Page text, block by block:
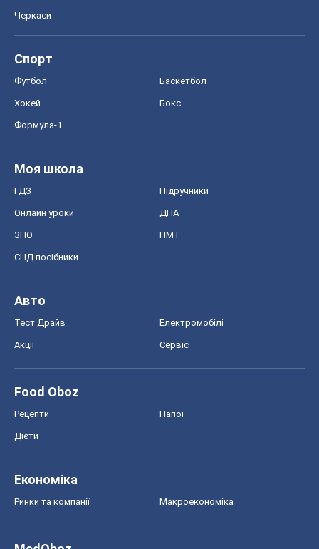
Черкаси
Спорт
Футбол Баскетбол
Хокей Бокс
Формула-1
Моя школа
ГДЗ Підручники
Онлайн уроки ДПА
ЗНО НМТ
СНД посібники
Авто
Тест Драйв Електромобілі
Акції Сервіс
Food Oboz
Рецепти Напої
Дієти
Економіка
Ринки та компанії Макроекономіка